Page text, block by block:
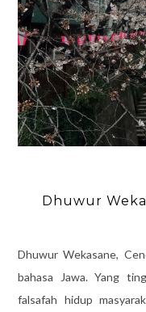
Dhuwur
Dhuwur Wekasane,
bahasa Jawa. Yang
falsafah hidup